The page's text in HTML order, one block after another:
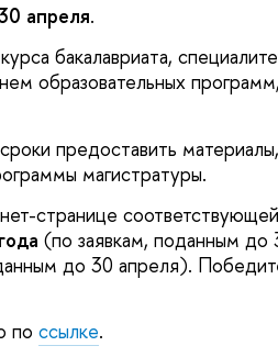
апреля.
бакалавриата,
образовательных
предоставить
магистратуры.
странице
(по заявкам, поданным до
до 30 апреля).
по ссылке.